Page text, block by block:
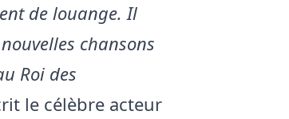
de louange. Il
chansons
Roi des
le célèbre acteur